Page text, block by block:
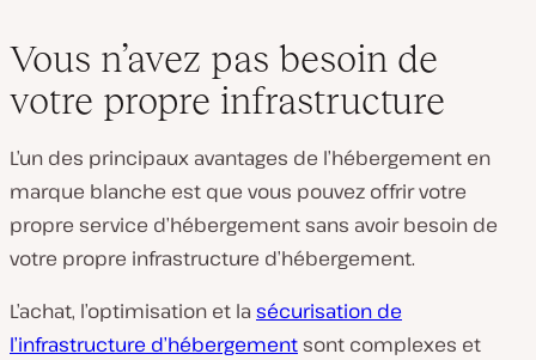
Vous n’avez pas besoin de
votre propre infrastructure
L’un des principaux avantages de l’hébergement en
marque blanche est que vous pouvez offrir votre
propre service d’hébergement sans avoir besoin de
votre propre infrastructure d’hébergement.
L’achat, l’optimisation et la sécurisation de
l’infrastructure d’hébergement sont complexes et